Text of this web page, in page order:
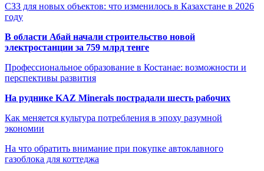
СЗЗ для новых объектов: что изменилось в Казахстане в 2026
году
В области Абай начали строительство новой
электростанции за 759 млрд тенге
Профессиональное образование в Костанае: возможности и
перспективы развития
На руднике KAZ Minerals пострадали шесть рабочих
Как меняется культура потребления в эпоху разумной
экономии
На что обратить внимание при покупке автоклавного
газоблока для коттеджа